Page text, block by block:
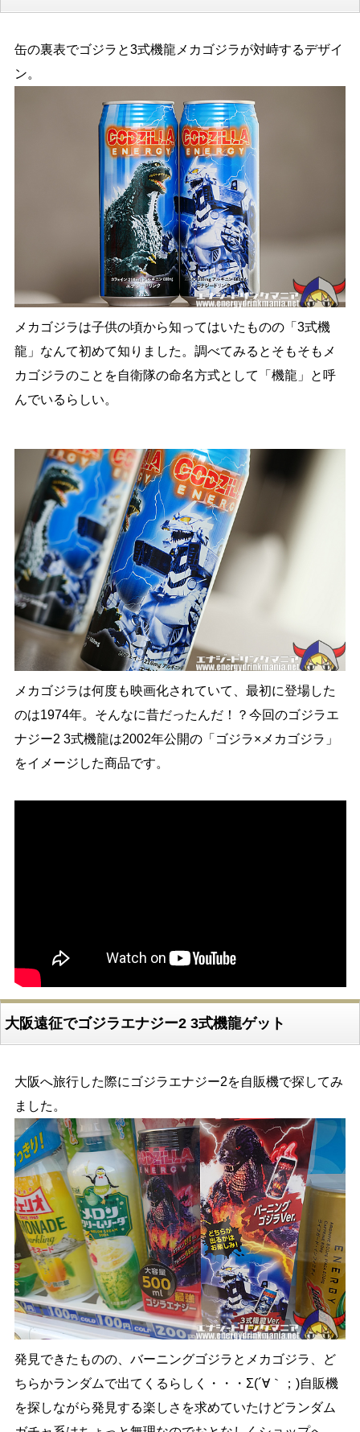
缶の裏表でゴジラと3式機龍メカゴジラが対峙するデザイ
ン。
メカゴジラは子供の頃から知ってはいたものの「3式機
龍」なんて初めて知りました。調べてみるとそもそもメ
カゴジラのことを自衛隊の命名方式として「機龍」と呼
んでいるらしい。
メカゴジラは何度も映画化されていて、最初に登場した
のは1974年。そんなに昔だったんだ！？今回のゴジラエ
ナジー2 3式機龍は2002年公開の「ゴジラ×メカゴジラ」
をイメージした商品です。
大阪遠征でゴジラエナジー2 3式機龍ゲット
大阪へ旅行した際にゴジラエナジー2を自販機で探してみ
ました。
発見できたものの、バーニングゴジラとメカゴジラ、ど
ちらかランダムで出てくるらしく・・・Σ(´∀｀；)自販機
を探しながら発見する楽しさを求めていたけどランダム